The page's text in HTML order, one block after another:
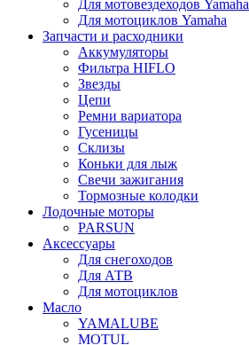
Для мотовездеходов Yamaha
Для мотоциклов Yamaha
Запчасти и расходники
Аккумуляторы
Фильтра HIFLO
Звезды
Цепи
Ремни вариатора
Гусеницы
Склизы
Коньки для лыж
Свечи зажигания
Тормозные колодки
Лодочные моторы
PARSUN
Аксессуары
Для снегоходов
Для АТВ
Для мотоциклов
Масло
YAMALUBE
MOTUL